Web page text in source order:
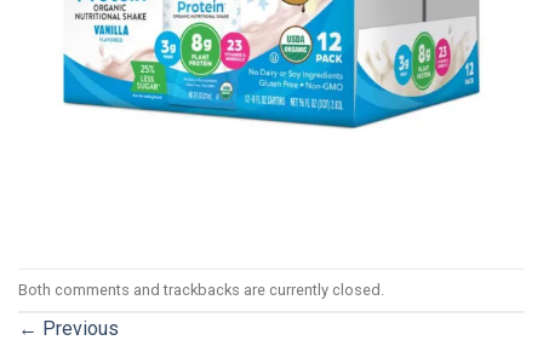
Both comments and trackbacks are currently closed.
← Previous